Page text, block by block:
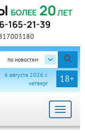
по новостям
18+
6 августа 2026 г.
четверг
Toggle